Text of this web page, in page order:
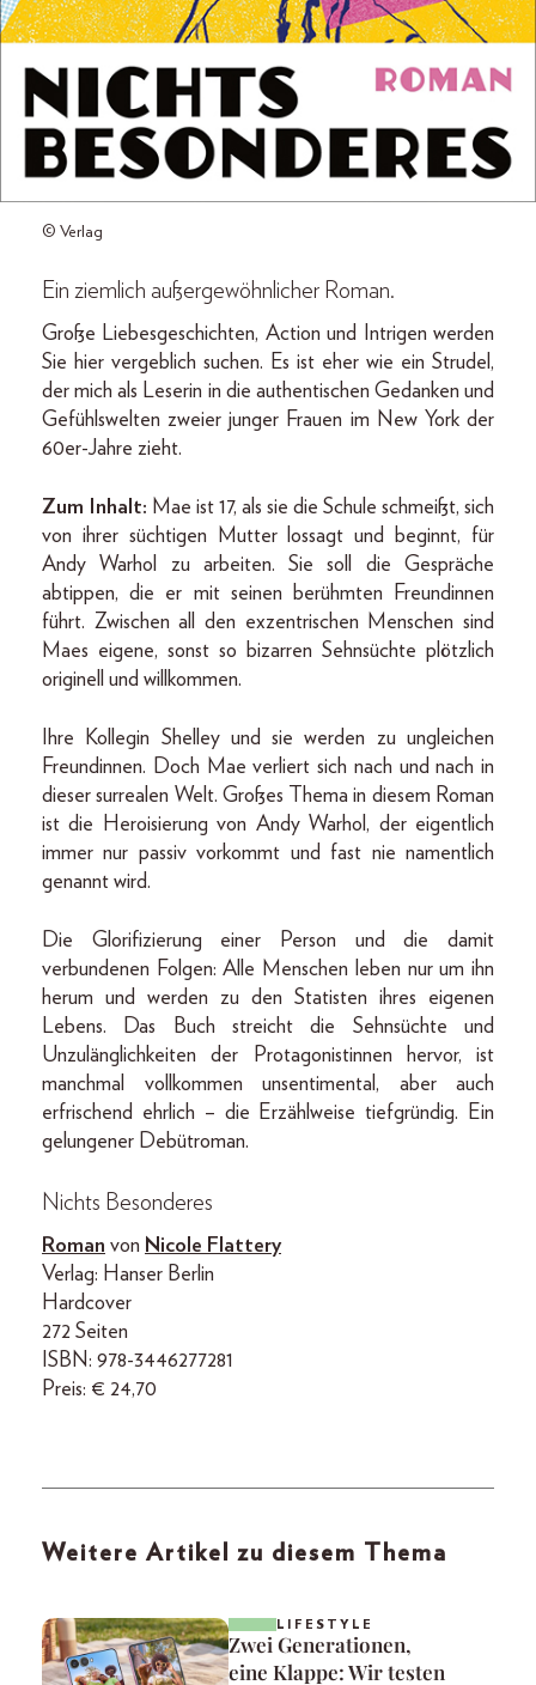
© Verlag
Ein ziemlich außergewöhnlicher Roman.
Große Liebesgeschichten, Action und Intrigen werden
Sie hier vergeblich suchen. Es ist eher wie ein Strudel,
der mich als Leserin in die authentischen Gedanken und
Gefühlswelten zweier junger Frauen im New York der
60er-Jahre zieht.
Zum Inhalt: Mae ist 17, als sie die Schule schmeißt, sich
von ihrer süchtigen Mutter lossagt und beginnt, für
Andy Warhol zu arbeiten. Sie soll die Gespräche
abtippen, die er mit seinen berühmten Freundinnen
führt. Zwischen all den exzentrischen Menschen sind
Maes eigene, sonst so bizarren Sehnsüchte plötzlich
originell und willkommen.
Ihre Kollegin Shelley und sie werden zu ungleichen
Freundinnen. Doch Mae verliert sich nach und nach in
dieser surrealen Welt. Großes Thema in diesem Roman
ist die Heroisierung von Andy Warhol, der eigentlich
immer nur passiv vorkommt und fast nie namentlich
genannt wird.
Die Glorifizierung einer Person und die damit
verbundenen Folgen: Alle Menschen leben nur um ihn
herum und werden zu den Statisten ihres eigenen
Lebens. Das Buch streicht die Sehnsüchte und
Unzulänglichkeiten der Protagonistinnen hervor, ist
manchmal vollkommen unsentimental, aber auch
erfrischend ehrlich – die Erzählweise tiefgründig. Ein
gelungener Debütroman.
Nichts Besonderes
Roman von Nicole Flattery
Verlag: Hanser Berlin
Hardcover
272 Seiten
ISBN: 978-3446277281
Preis: € 24,70
Weitere Artikel zu diesem Thema
LIFESTYLE
Zwei Generationen,
eine Klappe: Wir testen